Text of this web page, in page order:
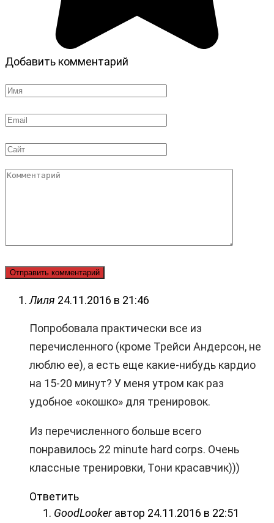
Добавить комментарий
Имя
Email
Сайт
Комментарий
Лиля 24.11.2016 в 21:46
Попробовала практически все из
перечисленного (кроме Трейси Андерсон, не
люблю ее), а есть еще какие-нибудь кардио
на 15-20 минут? У меня утром как раз
удобное «окошко» для тренировок.
Из перечисленного больше всего
понравилось 22 minute hard corps. Очень
классные тренировки, Тони красавчик)))
Ответить
GoodLooker автор 24.11.2016 в 22:51